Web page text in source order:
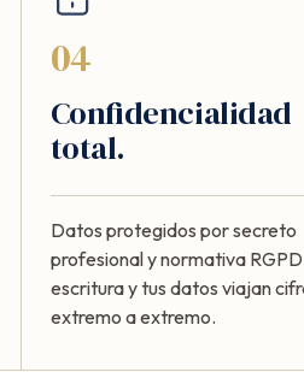
04
Confidencialidad
total.
Datos protegidos por secreto
profesional y normativa
escritura y tus datos viajan
extremo a extremo.